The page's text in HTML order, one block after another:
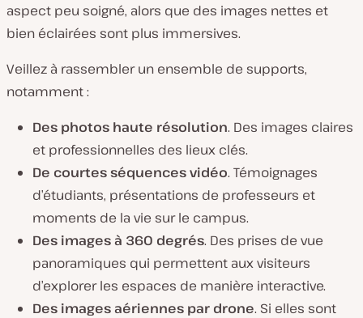
aspect peu soigné, alors que des images nettes et
bien éclairées sont plus immersives.
Veillez à rassembler un ensemble de supports,
notamment :
Des photos haute résolution. Des images claires
et professionnelles des lieux clés.
De courtes séquences vidéo. Témoignages
d’étudiants, présentations de professeurs et
moments de la vie sur le campus.
Des images à 360 degrés. Des prises de vue
panoramiques qui permettent aux visiteurs
d’explorer les espaces de manière interactive.
Des images aériennes par drone. Si elles sont